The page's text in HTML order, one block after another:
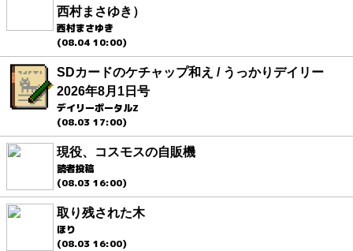
西村まさゆき）
西村まさゆき
(08.04 10:00)
SDカードのケチャップ和え / うっかりデイリー
2026年8月1日号
デイリーポータルZ
(08.03 17:00)
現役、コスモスの自販機
読者投稿
(08.03 16:00)
取り残された木
ほり
(08.03 16:00)